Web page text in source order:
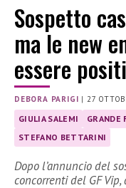
Sospetto
ma le new
essere
DEBORA PARIGI | 27
GIULIA SALEMI GRANDE
STEFANO BETTARINI
Dopo l’annuncio del
concorrenti del GF